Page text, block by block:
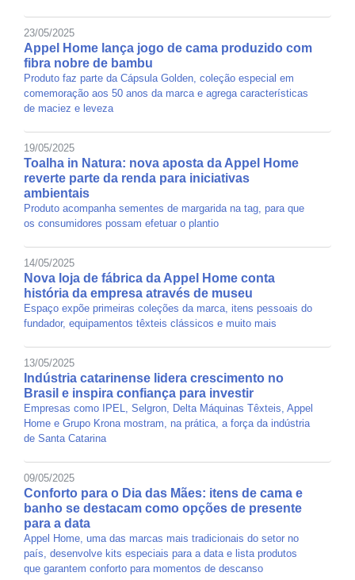
23/05/2025
Appel Home lança jogo de cama produzido com
fibra nobre de bambu
Produto faz parte da Cápsula Golden, coleção especial em
comemoração aos 50 anos da marca e agrega características
de maciez e leveza
19/05/2025
Toalha in Natura: nova aposta da Appel Home
reverte parte da renda para iniciativas
ambientais
Produto acompanha sementes de margarida na tag, para que
os consumidores possam efetuar o plantio
14/05/2025
Nova loja de fábrica da Appel Home conta
história da empresa através de museu
Espaço expõe primeiras coleções da marca, itens pessoais do
fundador, equipamentos têxteis clássicos e muito mais
13/05/2025
Indústria catarinense lidera crescimento no
Brasil e inspira confiança para investir
Empresas como IPEL, Selgron, Delta Máquinas Têxteis, Appel
Home e Grupo Krona mostram, na prática, a força da indústria
de Santa Catarina
09/05/2025
Conforto para o Dia das Mães: itens de cama e
banho se destacam como opções de presente
para a data
Appel Home, uma das marcas mais tradicionais do setor no
país, desenvolve kits especiais para a data e lista produtos
que garantem conforto para momentos de descanso